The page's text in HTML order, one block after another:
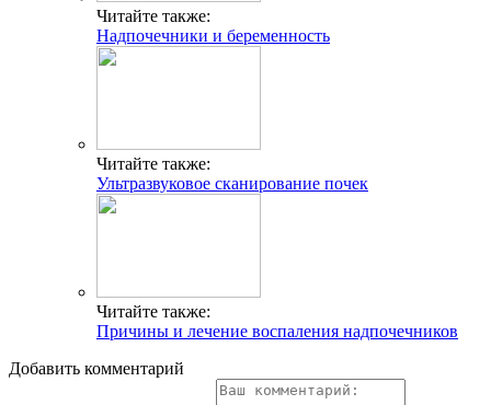
Читайте также:
Надпочечники и беременность
Читайте также:
Ультразвуковое сканирование почек
Читайте также:
Причины и лечение воспаления надпочечников
Добавить комментарий